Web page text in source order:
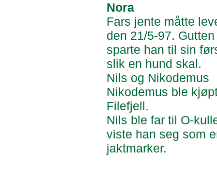
Nora
Fars jente måtte
den 21/5-97.
sparte han til sin
slik en hund skal.
Nils og Nikodemus
Nikodemus ble
Filefjell.
Nils ble far til O-
viste han seg som
jaktmarker.